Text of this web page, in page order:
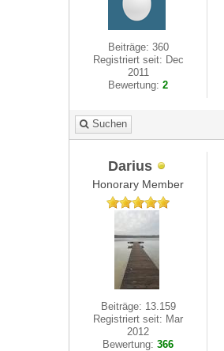
Beiträge: 360
Registriert seit: Dec
2011
Bewertung:2
Suchen
Darius
Honorary Member
Beiträge: 13.159
Registriert seit: Mar
2012
Bewertung:366